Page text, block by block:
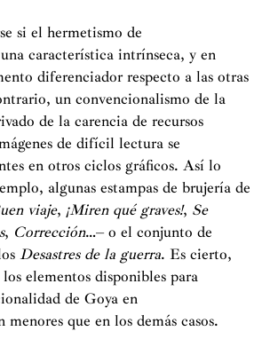
si el hermetismo de
característica intrínseca, y en
diferenciador respecto a las otras
un convencionalismo de la
de la carencia de recursos
de difícil lectura se
en otros ciclos gráficos. Así lo
algunas estampas de brujería de
viaje, ¡Miren qué graves!, Se
, Corrección…– o el conjunto de
Desastres de la guerra. Es cierto,
elementos disponibles para
de Goya en
menores que en los demás casos.